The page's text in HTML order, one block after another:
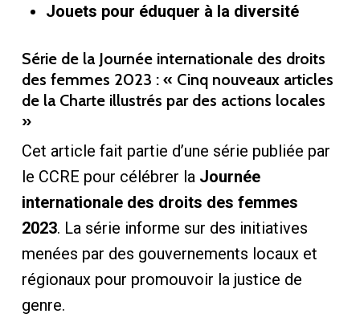
Jouets pour éduquer à la diversité
Série de la Journée internationale des droits
des femmes 2023 : « Cinq nouveaux articles
de la Charte illustrés par des actions locales
»
Cet article fait partie d’une série publiée par
le CCRE pour célébrer la Journée
internationale des droits des femmes
2023. La série informe sur des initiatives
menées par des gouvernements locaux et
régionaux pour promouvoir la justice de
genre.